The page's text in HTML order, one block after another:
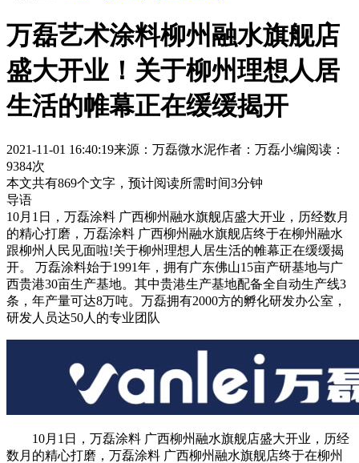
万磊艺术涂料柳州融水旗舰店
盛大开业！关于柳州理想人居
生活的帷幕正在缓缓揭开
2021-11-01 16:40:19来源：万磊微水泥作者：万磊小编阅读：
9384次
本文共有869个文字，预计阅读所需时间3分钟
导语
10月1日，万磊涂料 广西柳州融水旗舰店盛大开业，历经数月
的精心打磨，万磊涂料 广西柳州融水旗舰店终于在柳州融水
跟柳州人民见面啦!关于柳州理想人居生活的帷幕正在缓缓揭
开。 万磊涂料始于1991年，拥有广东佛山15亩产研基地与广
西贵港30亩生产基地。其中贵港生产基地配备全自动生产线3
条，年产量可达8万吨。万磊拥有2000方的孵化研发办公室，
研发人员达50人的专业团队
10月1日，万磊涂料 广西柳州融水旗舰店盛大开业，历经
数月的精心打磨，万磊涂料 广西柳州融水旗舰店终于在柳州